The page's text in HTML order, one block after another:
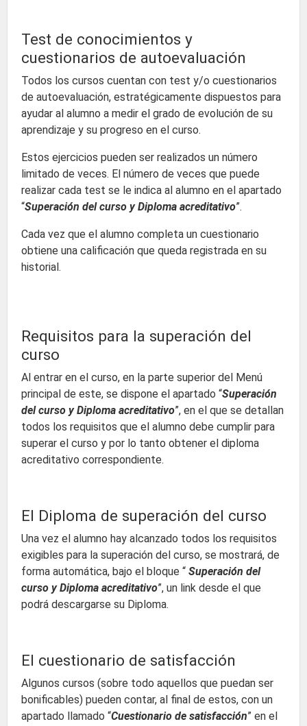
Test de conocimientos y
cuestionarios de autoevaluación
Todos los cursos cuentan con test y/o cuestionarios
de autoevaluación, estratégicamente dispuestos para
ayudar al alumno a medir el grado de evolución de su
aprendizaje y su progreso en el curso.
Estos ejercicios pueden ser realizados un número
limitado de veces. El número de veces que puede
realizar cada test se le indica al alumno en el apartado
“Superación del curso y Diploma acreditativo”.
Cada vez que el alumno completa un cuestionario
obtiene una calificación que queda registrada en su
historial.
Requisitos para la superación del
curso
Al entrar en el curso, en la parte superior del Menú
principal de este, se dispone el apartado “Superación
del curso y Diploma acreditativo”, en el que se detallan
todos los requisitos que el alumno debe cumplir para
superar el curso y por lo tanto obtener el diploma
acreditativo correspondiente.
El Diploma de superación del curso
Una vez el alumno hay alcanzado todos los requisitos
exigibles para la superación del curso, se mostrará, de
forma automática, bajo el bloque “ Superación del
curso y Diploma acreditativo”, un link desde el que
podrá descargarse su Diploma.
El cuestionario de satisfacción
Algunos cursos (sobre todo aquellos que puedan ser
bonificables) pueden contar, al final de estos, con un
apartado llamado “Cuestionario de satisfacción” en el